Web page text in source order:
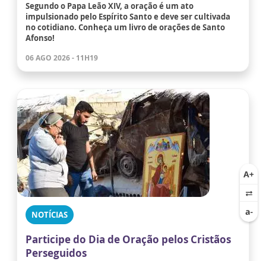
Segundo o Papa Leão XIV, a oração é um ato
impulsionado pelo Espírito Santo e deve ser cultivada
no cotidiano. Conheça um livro de orações de Santo
Afonso!
06 AGO 2026 - 11H19
NOTÍCIAS
Participe do Dia de Oração pelos Cristãos
Perseguidos